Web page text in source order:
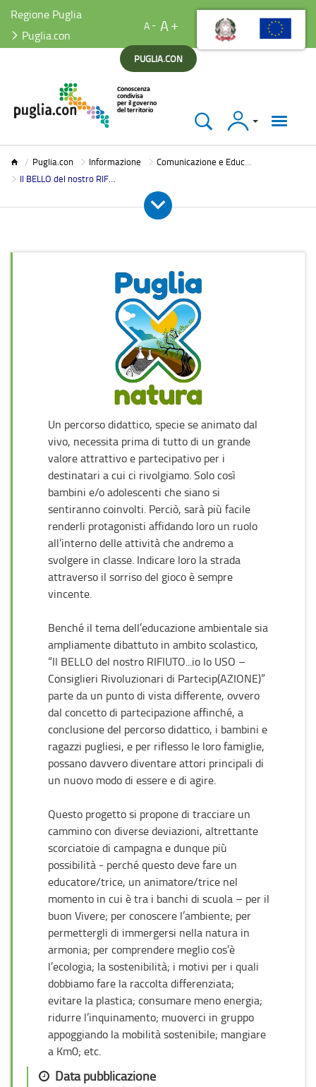
Regione Puglia
Puglia.con
A A
PUGLIA.CON
Accedi
Puglia.con Informazione
Comunicazione e Educazione Ambientale
Il BELLO del nostro RIFIUTO...Io lo USO Consiglieri Rivoluzionari in Partecip(AZIONE)
Un percorso didattico, specie se animato dal
vivo, necessita prima di tutto di un grande
valore attrattivo e partecipativo per i
destinatari a cui ci rivolgiamo. Solo così
bambini e/o adolescenti che siano si
sentiranno coinvolti. Perciò, sarà più facile
renderli protagonisti affidando loro un ruolo
all’interno delle attività che andremo a
svolgere in classe. Indicare loro la strada
attraverso il sorriso del gioco è sempre
vincente.
Benché il tema dell’educazione ambientale sia
ampliamente dibattuto in ambito scolastico,
“Il BELLO del nostro RIFIUTO...io lo USO –
Consiglieri Rivoluzionari di Partecip(AZIONE)”
parte da un punto di vista differente, ovvero
dal concetto di partecipazione affinché, a
conclusione del percorso didattico, i bambini e
ragazzi pugliesi, e per riflesso le loro famiglie,
possano davvero diventare attori principali di
un nuovo modo di essere e di agire.
Questo progetto si propone di tracciare un
cammino con diverse deviazioni, altrettante
scorciatoie di campagna e dunque più
possibilità - perché questo deve fare un
educatore/trice, un animatore/trice nel
momento in cui è tra i banchi di scuola – per il
buon Vivere; per conoscere l’ambiente; per
permettergli di immergersi nella natura in
armonia; per comprendere meglio cos’è
l’ecologia; la sostenibilità; i motivi per i quali
dobbiamo fare la raccolta differenziata;
evitare la plastica; consumare meno energia;
ridurre l’inquinamento; muoverci in gruppo
appoggiando la mobilità sostenibile; mangiare
a Km0; etc.
Data pubblicazione